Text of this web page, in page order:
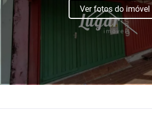
Ver fotos do imóvel